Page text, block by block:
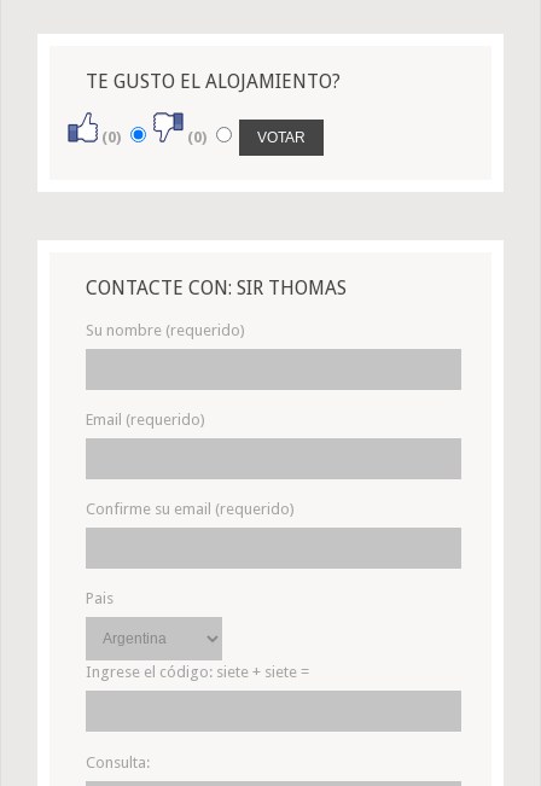
TE GUSTO EL ALOJAMIENTO?
(0) (0)
CONTACTE CON: SIR THOMAS
Su nombre (requerido)
Email (requerido)
Confirme su email (requerido)
Pais
Ingrese el código: siete + siete =
Consulta: